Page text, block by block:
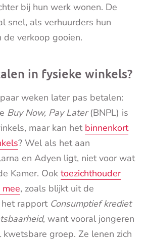
bij hun werk wonen. De
snel, als verhuurders hun
de verkoop gooien.
in fysieke winkels?
weken later pas betalen:
Buy Now, Pay Later(BNPL) is
maar kan het binnenkort
? Wel als het aan
en Adyen ligt, niet voor wat
Kamer. Ook toezichthouder
, zoals blijkt uit de
rapport Consumptief krediet
, want vooral jongeren
kwetsbare groep. Ze lenen zich